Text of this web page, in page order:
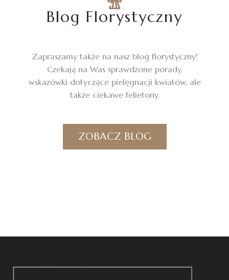
Blog Florystyczny
Zapraszamy także na nasz blog florystyczny!
Czekają na Was sprawdzone porady,
wskazówki dotyczące pielęgnacji kwiatów, ale
także ciekawe felietony.
ZOBACZ BLOG